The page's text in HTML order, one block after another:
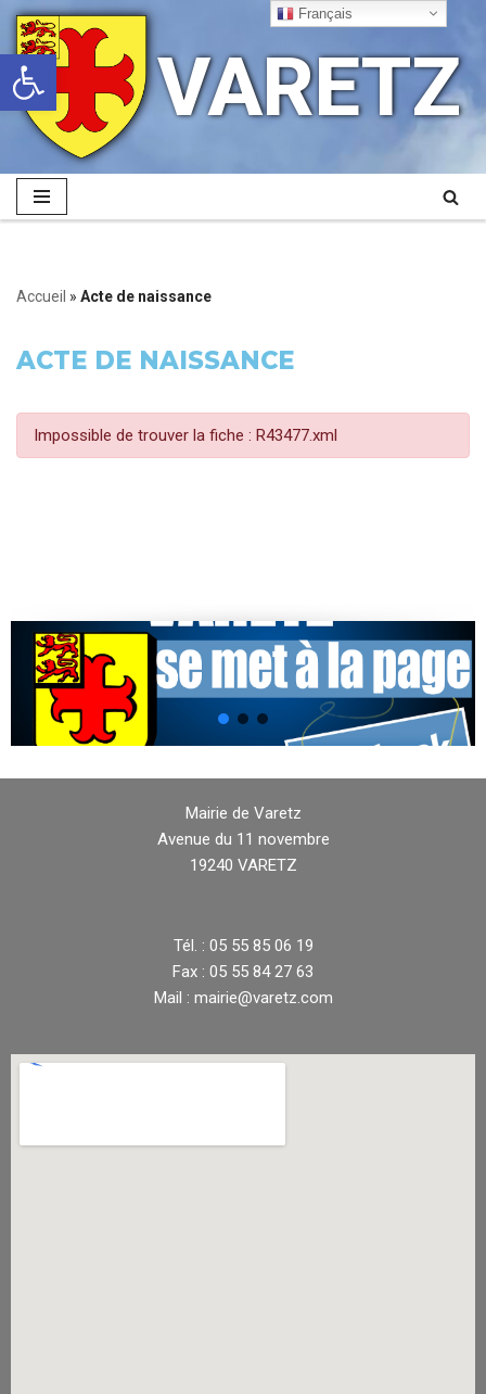
Ouvrir la barre d’outils
Aller
au
contenu
VARETZ
Accueil » Acte de naissance
ACTE DE NAISSANCE
Impossible de trouver la fiche : R43477.xml
Mairie de Varetz
Avenue du 11 novembre
19240 VARETZ
Tél. : 05 55 85 06 19
Fax : 05 55 84 27 63
Mail : mairie@varetz.com
Français